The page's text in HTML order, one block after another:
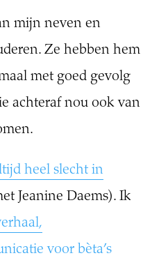
mijn neven en
Ze hebben hem
met goed gevolg
achteraf nou ook van
heel slecht in
Jeanine Daems). Ik
voor bèta’s